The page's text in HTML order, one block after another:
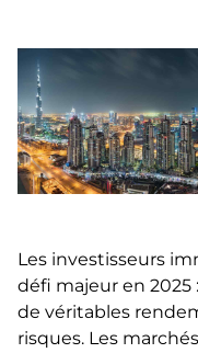
Les investisseurs
défi majeur en 2025
de véritables
risques. Les